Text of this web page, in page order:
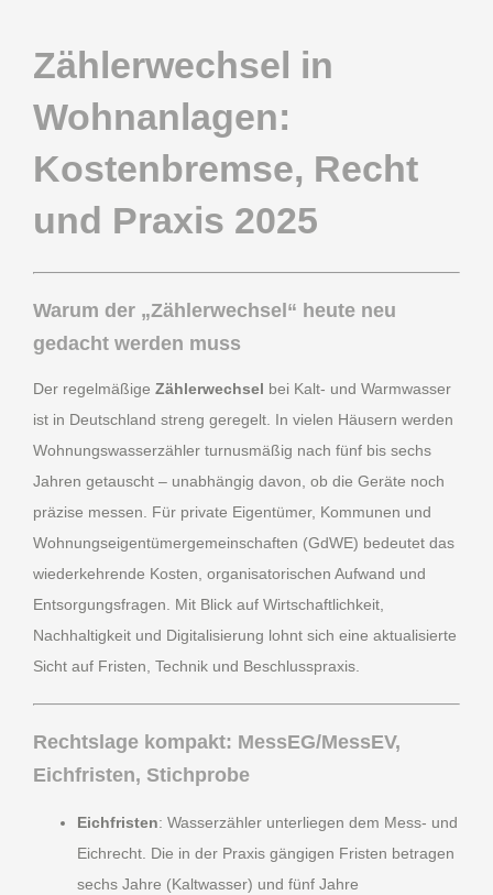
Zählerwechsel in
Wohnanlagen:
Kostenbremse, Recht
und Praxis 2025
Warum der „Zählerwechsel“ heute neu
gedacht werden muss
Der regelmäßige Zählerwechsel bei Kalt- und Warmwasser
ist in Deutschland streng geregelt. In vielen Häusern werden
Wohnungswasserzähler turnusmäßig nach fünf bis sechs
Jahren getauscht – unabhängig davon, ob die Geräte noch
präzise messen. Für private Eigentümer, Kommunen und
Wohnungseigentümergemeinschaften (GdWE) bedeutet das
wiederkehrende Kosten, organisatorischen Aufwand und
Entsorgungsfragen. Mit Blick auf Wirtschaftlichkeit,
Nachhaltigkeit und Digitalisierung lohnt sich eine aktualisierte
Sicht auf Fristen, Technik und Beschlusspraxis.
Rechtslage kompakt: MessEG/MessEV,
Eichfristen, Stichprobe
Eichfristen: Wasserzähler unterliegen dem Mess- und
Eichrecht. Die in der Praxis gängigen Fristen betragen
sechs Jahre (Kaltwasser) und fünf Jahre